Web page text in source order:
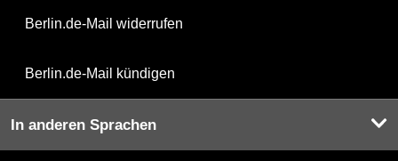
Berlin.de-Mail widerrufen
Berlin.de-Mail kündigen
In anderen Sprachen